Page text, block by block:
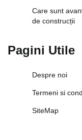
Care sunt
de construcții
Pagini Utile
Despre noi
Termeni si
SiteMap